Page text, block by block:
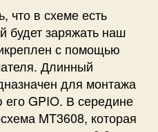
что в схеме есть
будет заряжать наш
с помощью
Длинный
для монтажа
GPIO. В середине
MT3608, которая